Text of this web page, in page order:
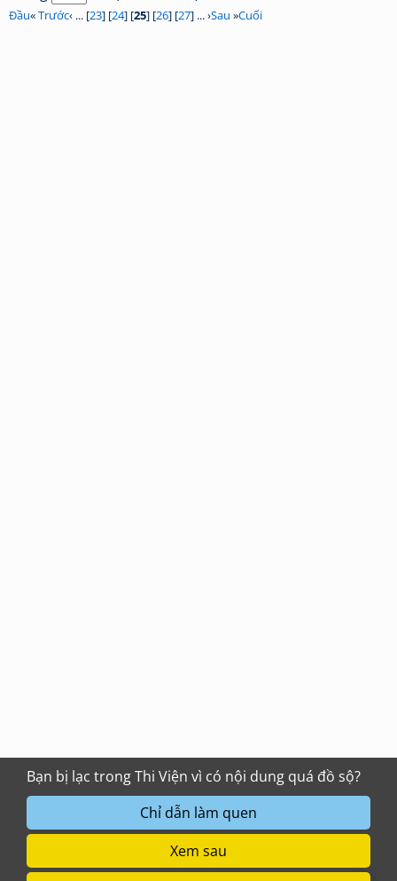
Đầu«Trước‹ ... [23] [24] [25] [26] [27] ... ›Sau »Cuối
Chỉ dẫn làm quen
Xem sau
Bạn bị lạc trong Thi Viện vì có nội dung quá đồ sộ?